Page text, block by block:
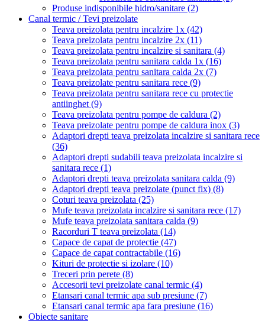
Produse indisponibile hidro/sanitare (2)
Canal termic / Tevi preizolate
Teava preizolata pentru incalzire 1x (42)
Teava preizolata pentru incalzire 2x (11)
Teava preizolata pentru incalzire si sanitara (4)
Teava preizolata pentru sanitara calda 1x (16)
Teava preizolata pentru sanitara calda 2x (7)
Teava preizolate pentru sanitara rece (9)
Teava preizolata pentru sanitara rece cu protectie
antiinghet (9)
Teava preizolata pentru pompe de caldura (2)
Teava preizolate pentru pompe de caldura inox (3)
Adaptori drepti teava preizolata incalzire si sanitara rece
(36)
Adaptori drepti sudabili teava preizolata incalzire si
sanitara rece (1)
Adaptori drepti teava preizolata sanitara calda (9)
Adaptori drepti teava preizolate (punct fix) (8)
Coturi teava preizolata (25)
Mufe teava preizolata incalzire si sanitara rece (17)
Mufe teava preizolata sanitara calda (9)
Racorduri T teava preizolata (14)
Capace de capat de protectie (47)
Capace de capat contractabile (16)
Kituri de protectie si izolare (10)
Treceri prin perete (8)
Accesorii tevi preizolate canal termic (4)
Etansari canal termic apa sub presiune (7)
Etansari canal termic apa fara presiune (16)
Obiecte sanitare